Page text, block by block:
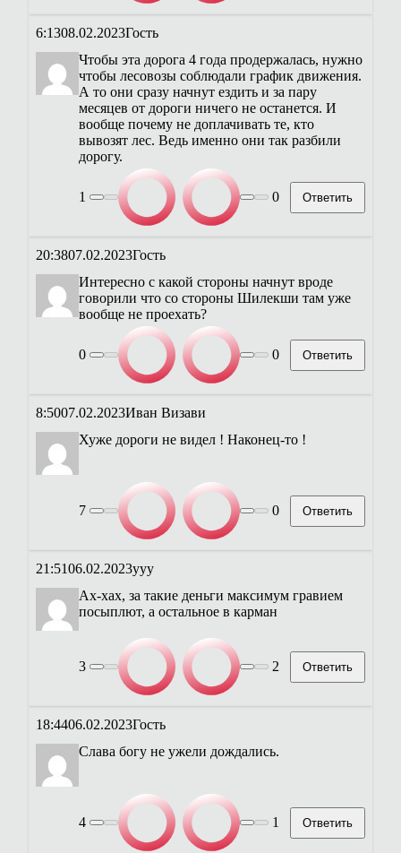
6:1308.02.2023Гость
Чтобы эта дорога 4 года продержалась, нужно
чтобы лесовозы соблюдали график движения.
А то они сразу начнут ездить и за пару
месяцев от дороги ничего не останется. И
вообще почему не доплачивать те, кто
вывозят лес. Ведь именно они так разбили
дорогу.
1 0 Ответить
20:3807.02.2023Гость
Интересно с какой стороны начнут вроде
говорили что со стороны Шилекши там уже
вообще не проехать?
0 0 Ответить
8:5007.02.2023Иван Визави
Хуже дороги не видел ! Наконец-то !
7 0 Ответить
21:5106.02.2023ууу
Ах-хах, за такие деньги максимум гравием
посыплют, а остальное в карман
3 2 Ответить
18:4406.02.2023Гость
Слава богу не ужели дождались.
4 1 Ответить